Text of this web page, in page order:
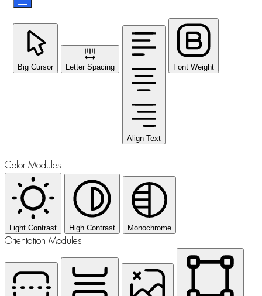
Big Cursor Letter Spacing
Align Text
Font Weight
Color Modules
Light Contrast High Contrast Monochrome
Orientation Modules